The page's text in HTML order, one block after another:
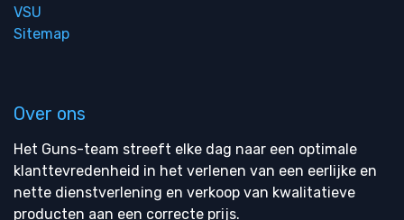
VSU
Sitemap
Over ons
Het Guns-team streeft elke dag naar een optimale
klanttevredenheid in het verlenen van een eerlijke en
nette dienstverlening en verkoop van kwalitatieve
producten aan een correcte prijs.